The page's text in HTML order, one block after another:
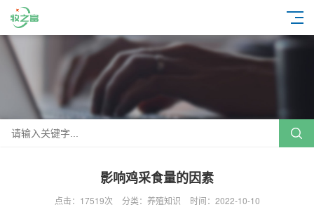
影响鸡采食量的因素
点击：17519次 分类：养殖知识 时间：2022-10-10